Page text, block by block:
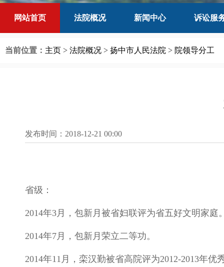
网站首页 法院概况 新闻中心 诉讼服
当前位置： 主页 > 法院概况 > 扬中市人民法院 > 院领导分工
发布时间：2018-12-21 00:00
省级：
2014年3月，包新月被省妇联评为省五好文明家庭
2014年7月，包新月荣立二等功。
2014年11月，栾汉勤被省高院评为2012-2013年优